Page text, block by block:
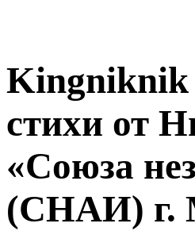
Kingniknik
стихи от
«Союза
(СНАИ) г.